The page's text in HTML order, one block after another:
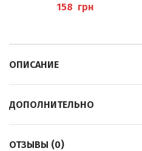
грн
ОПИСАНИЕ
ДОПОЛНИТЕЛЬНО
ОТЗЫВЫ (0)